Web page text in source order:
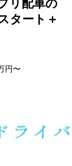
リ配車の
タート＋
円〜